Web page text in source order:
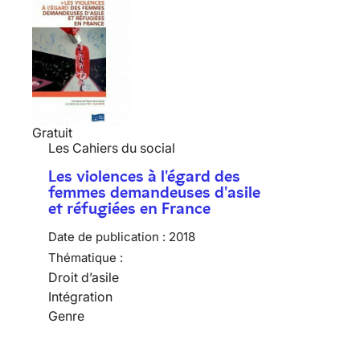
Gratuit
Les Cahiers du social
Les violences à l'égard des
femmes demandeuses d'asile
et réfugiées en France
Date de publication : 2018
Thématique :
Droit d’asile
Intégration
Genre